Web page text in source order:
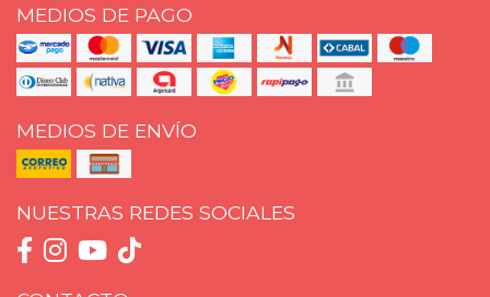
MEDIOS DE PAGO
MEDIOS DE ENVÍO
NUESTRAS REDES SOCIALES